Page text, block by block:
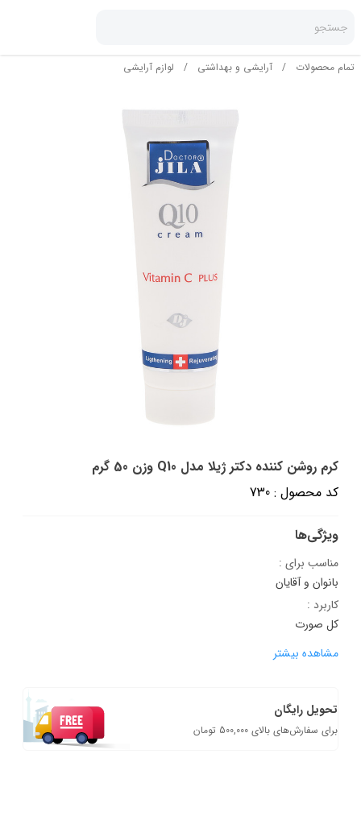
جستجو
تمام محصولات / آرایشی و بهداشتی / لوازم آرایشی
کرم روشن کننده دکتر ژیلا مدل Q10 وزن 50 گرم
کد محصول : 730
ویژگی‌ها
مناسب برای :
بانوان و آقایان
کاربرد :
کل صورت
مشاهده بیشتر
تحویل رایگان
برای سفارش‌های بالای 500,000 تومان